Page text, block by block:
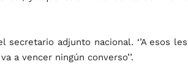
secretario adjunto nacional. ‘’A esos les
a vencer ningún converso’’.